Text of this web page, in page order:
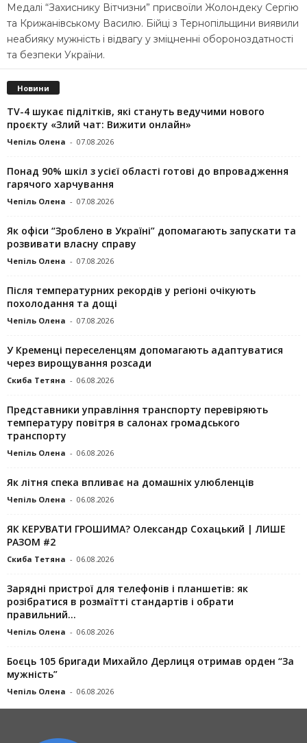
Медалі “Захиснику Вітчизни” присвоїли Жолондеку Сергію
та Крижанівському Василю. Бійці з Тернопільщини виявили
неабияку мужність і відвагу у зміцненні обороноздатності
та безпеки України.
Новини
TV-4 шукає підлітків, які стануть ведучими нового
проєкту «Злий чат: Вижити онлайн»
Чепіль Олена - 07.08.2026
Понад 90% шкіл з усієї області готові до впровадження
гарячого харчування
Чепіль Олена - 07.08.2026
Як офіси “Зроблено в Україні” допомагають запускaти та
розвивати власну справу
Чепіль Олена - 07.08.2026
Після температурних рекордів у регіоні очікують
похолодання та дощі
Чепіль Олена - 07.08.2026
У Кременці переселенцям допомагають адаптуватися
через вирощування розсади
Скиба Тетяна - 06.08.2026
Представники управління транспорту перевіряють
температуру повітря в салонах громадського
транспорту
Чепіль Олена - 06.08.2026
Як літня спека впливає на домашніх улюбленців
Чепіль Олена - 06.08.2026
ЯК КЕРУВАТИ ГРОШИМА? Олександр Сохацький | ЛИШЕ
РАЗОМ #2
Скиба Тетяна - 06.08.2026
Зарядні пристрої для телефонів і планшетів: як
розібратися в розмаїтті стандартів і обрати
правильний...
Чепіль Олена - 06.08.2026
Боєць 105 бригади Михайло Дерлиця отримав орден “За
мужність”
Чепіль Олена - 06.08.2026